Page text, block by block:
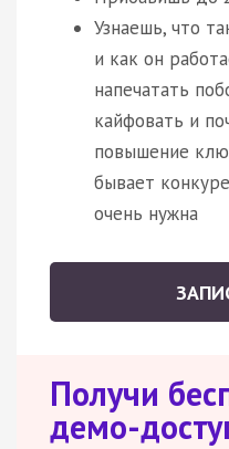
Узнаешь, что
и как он
напечатать
кайфовать и
повышение
бывает
очень нужна
Получи
демо-